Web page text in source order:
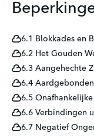
6.1 Blokkades en
6.2 Het Gouden
6.3 Aangehechte
6.4
6.5
6.6 Verbindingen
6.7 Negatief